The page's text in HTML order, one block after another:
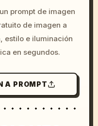
c, cyberpunk sunset, neon
colors, 8k --v 6.0
prompt de imagen
de imagen a
estilo e iluminación
en segundos.
A PROMPT